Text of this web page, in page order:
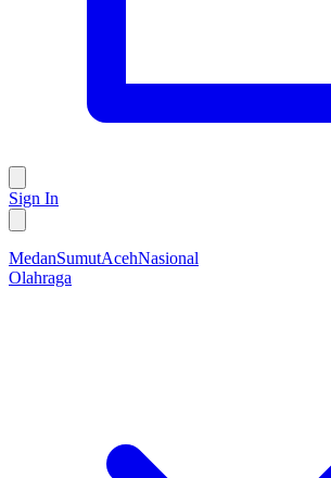
Sign In
MedanSumutAcehNasional
Olahraga